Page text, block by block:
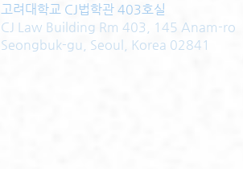
고려대학교 CJ법학관 403호실
CJ Law Building Rm 403, 145 Anam-ro
Seongbuk-gu, Seoul, Korea 02841